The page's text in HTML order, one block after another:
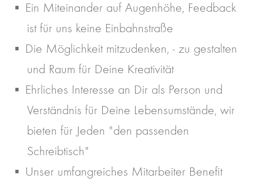
Ein Miteinander auf Augenhöhe, Feedback
ist für uns keine Einbahnstraße
Die Möglichkeit mitzudenken, - zu gestalten
und Raum für Deine Kreativität
Ehrliches Interesse an Dir als Person und
Verständnis für Deine Lebensumstände, wir
bieten für Jeden "den passenden
Schreibtisch"
Unser umfangreiches Mitarbeiter Benefit